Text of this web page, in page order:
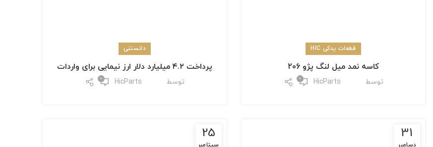
قطعات یدکی HIC
کاسه نمد میل لنگ پژو 206
توسط HicParts
0
دانستنی
پرداخت ۴.۲ میلیارد دلار ارز نیمایی برای واردات
توسط HicParts
0
31
دسامبر
25
سپتامبر